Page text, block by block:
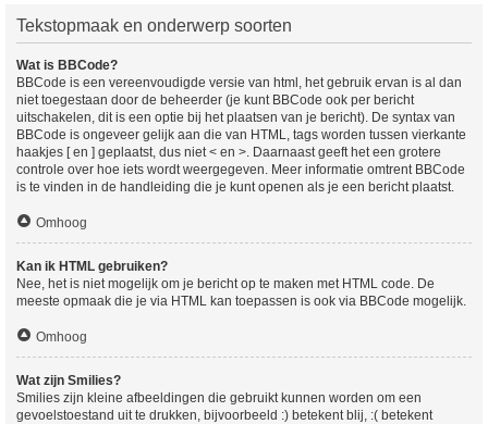
Tekstopmaak en onderwerp soorten
Wat is BBCode?
BBCode is een vereenvoudigde versie van html, het gebruik ervan is al dan
niet toegestaan door de beheerder (je kunt BBCode ook per bericht
uitschakelen, dit is een optie bij het plaatsen van je bericht). De syntax van
BBCode is ongeveer gelijk aan die van HTML, tags worden tussen vierkante
haakjes [ en ] geplaatst, dus niet < en >. Daarnaast geeft het een grotere
controle over hoe iets wordt weergegeven. Meer informatie omtrent BBCode
is te vinden in de handleiding die je kunt openen als je een bericht plaatst.
Omhoog
Kan ik HTML gebruiken?
Nee, het is niet mogelijk om je bericht op te maken met HTML code. De
meeste opmaak die je via HTML kan toepassen is ook via BBCode mogelijk.
Omhoog
Wat zijn Smilies?
Smilies zijn kleine afbeeldingen die gebruikt kunnen worden om een
gevoelstoestand uit te drukken, bijvoorbeeld :) betekent blij, :( betekent